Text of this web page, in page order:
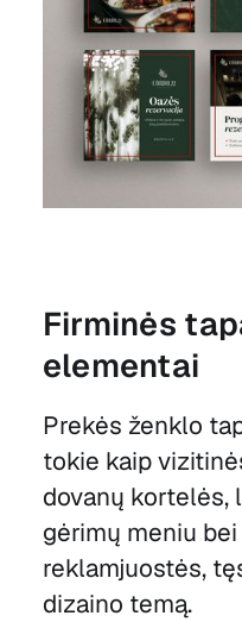
Firminės
elementai
Prekės ženklo
tokie kaip
dovanų kortelės,
gėrimų meniu
reklamjuostės,
dizaino temą.